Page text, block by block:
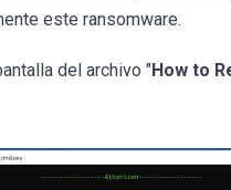
este ransomware.
del archivo "How to